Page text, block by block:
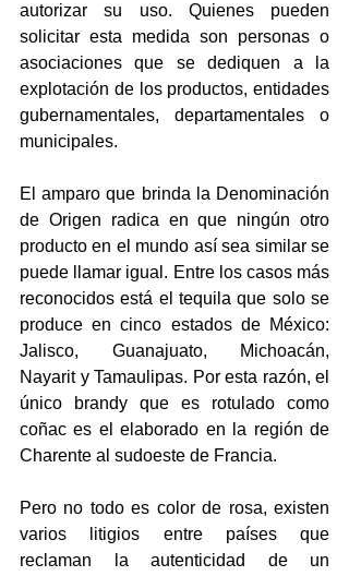
autorizar su uso. Quienes pueden
solicitar esta medida son personas o
asociaciones que se dediquen a la
explotación de los productos, entidades
gubernamentales, departamentales o
municipales.
El amparo que brinda la Denominación
de Origen radica en que ningún otro
producto en el mundo así sea similar se
puede llamar igual. Entre los casos más
reconocidos está el tequila que solo se
produce en cinco estados de México:
Jalisco, Guanajuato, Michoacán,
Nayarit y Tamaulipas. Por esta razón, el
único brandy que es rotulado como
coñac es el elaborado en la región de
Charente al sudoeste de Francia.
Pero no todo es color de rosa, existen
varios litigios entre países que
reclaman la autenticidad de un